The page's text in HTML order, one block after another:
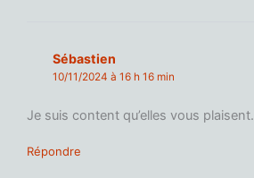
Sébastien
10/11/2024 à 16 h 16 min
Je suis content qu’elles vous plaisent.
Répondre